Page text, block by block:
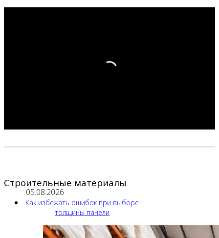
Строительные материалы
05.08.2026
Как избежать ошибок при выборе
толщины панели